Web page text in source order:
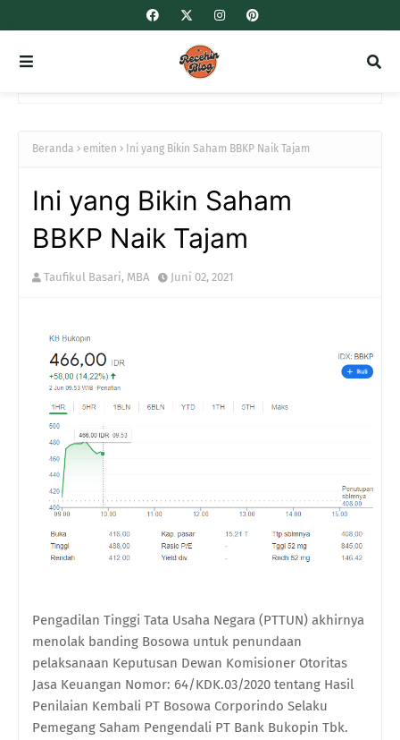
Beranda emiten Ini yang Bikin Saham BBKP Naik Tajam
Ini yang Bikin Saham
BBKP Naik Tajam
Taufikul Basari, MBA Juni 02, 2021
Pengadilan Tinggi Tata Usaha Negara (PTTUN) akhirnya
menolak banding Bosowa untuk penundaan
pelaksanaan Keputusan Dewan Komisioner Otoritas
Jasa Keuangan Nomor: 64/KDK.03/2020 tentang Hasil
Penilaian Kembali PT Bosowa Corporindo Selaku
Pemegang Saham Pengendali PT Bank Bukopin Tbk.